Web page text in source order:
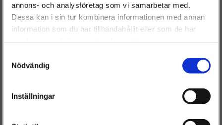
annons- och analysföretag som vi samarbetar med.
Dessa kan i sin tur kombinera informationen med annan
information som du har tillhandahållit eller som de har
Nödvändig
Inställningar
Frakt & leverans:
Fri frakt tur & retur av stomme - leveranstiden är ca 2-5
arbetsdagar.
Dieselspecialisten.se
För att förbättra din upplevelse på vår hemsida ber vi dig
välja vilken kategori du tillhör